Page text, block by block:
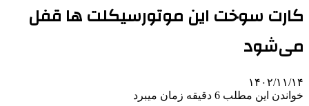
کارت سوخت این موتورسیکلت ها قفل
می‌شود
۱۴۰۲/۱۱/۱۴
خواندن این مطلب 6 دقیقه زمان میبرد